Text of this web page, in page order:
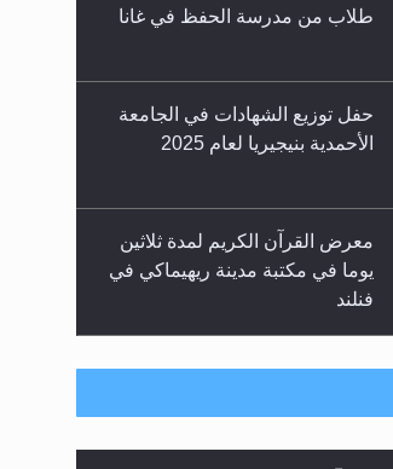
طلاب من مدرسة الحفظ في غانا
حفل توزيع الشهادات في الجامعة
الأحمدية بنيجيريا لعام 2025
معرض القرآن الكريم لمدة ثلاثين
يوما في مكتبة مدينة ريهيماكي في
فنلند
ندوة حول نظام الوصية في